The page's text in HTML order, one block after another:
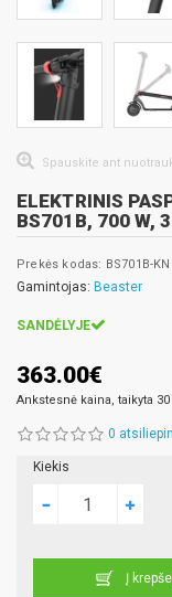
Spauskite ant
ELEKTRINIS
BS701B, 700 W,
Prekės kodas: BS701B-KN
Gamintojas: Beaster
SANDĖLYJE
363.00€
Ankstesnė kaina, taikyta
0
Kiekis
Į